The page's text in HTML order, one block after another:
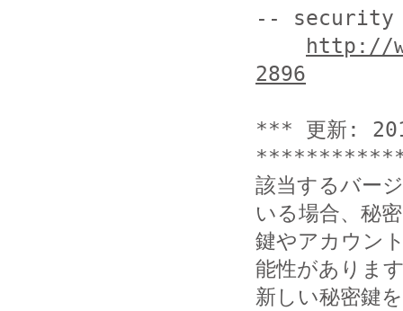
-- security
http://
2896
*** 更新:
該当するバー
いる場合、秘密
鍵やアカウン
能性がありま
新しい秘密鍵